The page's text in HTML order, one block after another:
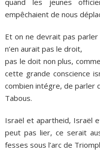
empêchaient de nous
Et on ne devrait pas parler
n’en aurait pas le droit,
pas le doit non plus,
cette grande conscience
combien intégre, de parler
Tabous.
Israël et apartheid, Israël
peut pas lier, ce serait
fesses sous l’arc de